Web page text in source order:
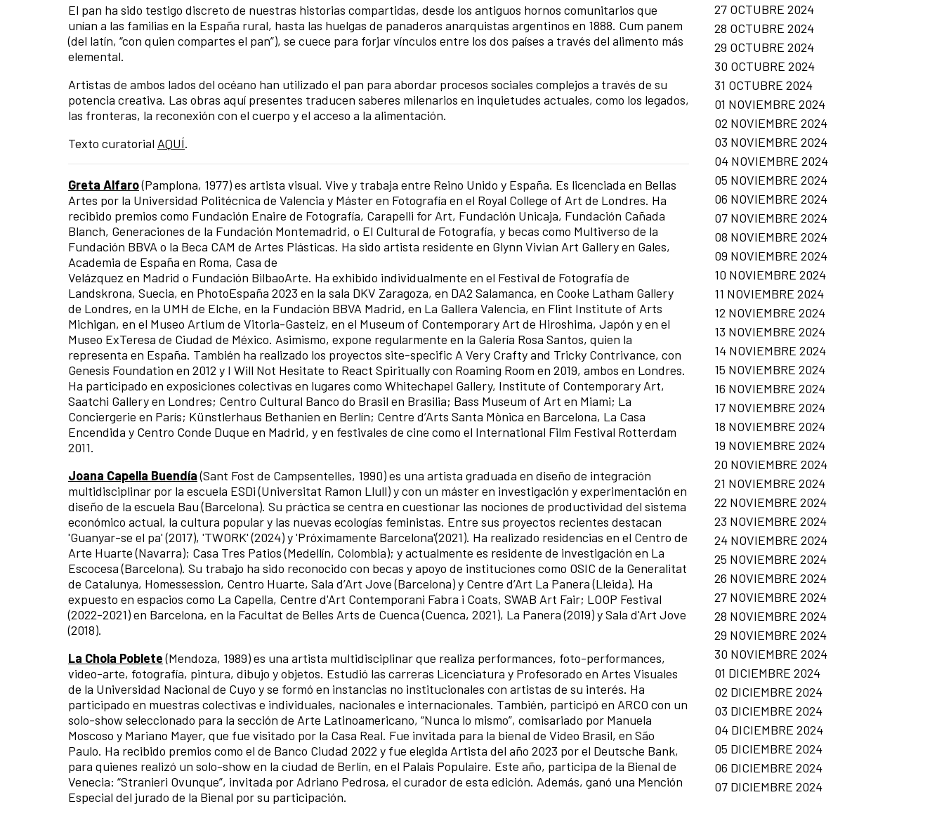
El pan ha sido testigo discreto de nuestras historias compartidas, desde los antiguos hornos comunitarios que
unían a las familias en la España rural, hasta las huelgas de panaderos anarquistas argentinos en 1888. Cum panem
(del latín, “con quien compartes el pan”), se cuece para forjar vínculos entre los dos países a través del alimento más
elemental.
Artistas de ambos lados del océano han utilizado el pan para abordar procesos sociales complejos a través de su
potencia creativa. Las obras aquí presentes traducen saberes milenarios en inquietudes actuales, como los legados,
las fronteras, la reconexión con el cuerpo y el acceso a la alimentación.
Texto curatorial AQUÍ.
Greta Alfaro(Pamplona, 1977) es artista visual. Vive y trabaja entre Reino Unido y España. Es licenciada en Bellas
Artes por la Universidad Politécnica de Valencia y Máster en Fotografía en el Royal College of Art de Londres. Ha
recibido premios como Fundación Enaire de Fotografía, Carapelli for Art, Fundación Unicaja, Fundación Cañada
Blanch, Generaciones de la Fundación Montemadrid, o El Cultural de Fotografía, y becas como Multiverso de la
Fundación BBVA o la Beca CAM de Artes Plásticas. Ha sido artista residente en Glynn Vivian Art Gallery en Gales,
Academia de España en Roma, Casa de
Velázquez en Madrid o Fundación BilbaoArte. Ha exhibido individualmente en el Festival de Fotografía de
Landskrona, Suecia, en PhotoEspaña 2023 en la sala DKV Zaragoza, en DA2 Salamanca, en Cooke Latham Gallery
de Londres, en la UMH de Elche, en la Fundación BBVA Madrid, en La Gallera Valencia, en Flint Institute of Arts
Michigan, en el Museo Artium de Vitoria-Gasteiz, en el Museum of Contemporary Art de Hiroshima, Japón y en el
Museo ExTeresa de Ciudad de México. Asimismo, expone regularmente en la Galería Rosa Santos, quien la
representa en España. También ha realizado los proyectos site-specific A Very Crafty and Tricky Contrivance, con
Genesis Foundation en 2012 y I Will Not Hesitate to React Spiritually con Roaming Room en 2019, ambos en Londres.
Ha participado en exposiciones colectivas en lugares como Whitechapel Gallery, Institute of Contemporary Art,
Saatchi Gallery en Londres; Centro Cultural Banco do Brasil en Brasilia; Bass Museum of Art en Miami; La
Conciergerie en París; Künstlerhaus Bethanien en Berlín; Centre d’Arts Santa Mònica en Barcelona, La Casa
Encendida y Centro Conde Duque en Madrid, y en festivales de cine como el International Film Festival Rotterdam
2011.
Joana Capella Buendía(Sant Fost de Campsentelles, 1990) es una artista graduada en diseño de integración
multidisciplinar por la escuela ESDi (Universitat Ramon Llull) y con un máster en investigación y experimentación en
diseño de la escuela Bau (Barcelona). Su práctica se centra en cuestionar las nociones de productividad del sistema
económico actual, la cultura popular y las nuevas ecologías feministas. Entre sus proyectos recientes destacan
'Guanyar-se el pa' (2017), 'TWORK' (2024) y 'Próximamente Barcelona'(2021). Ha realizado residencias en el Centro de
Arte Huarte (Navarra); Casa Tres Patios (Medellín, Colombia); y actualmente es residente de investigación en La
Escocesa (Barcelona). Su trabajo ha sido reconocido con becas y apoyo de instituciones como OSIC de la Generalitat
de Catalunya, Homessession, Centro Huarte, Sala d’Art Jove (Barcelona) y Centre d’Art La Panera (Lleida). Ha
expuesto en espacios como La Capella, Centre d'Art Contemporani Fabra i Coats, SWAB Art Fair; LOOP Festival
(2022-2021) en Barcelona, en la Facultat de Belles Arts de Cuenca (Cuenca, 2021), La Panera (2019) y Sala d'Art Jove
(2018).
La Chola Poblete(Mendoza, 1989) es una artista multidisciplinar que realiza performances, foto-performances,
video-arte, fotografía, pintura, dibujo y objetos. Estudió las carreras Licenciatura y Profesorado en Artes Visuales
de la Universidad Nacional de Cuyo y se formó en instancias no institucionales con artistas de su interés. Ha
participado en muestras colectivas e individuales, nacionales e internacionales. También, participó en ARCO con un
solo-show seleccionado para la sección de Arte Latinoamericano, “Nunca lo mismo”, comisariado por Manuela
Moscoso y Mariano Mayer, que fue visitado por la Casa Real. Fue invitada para la bienal de Video Brasil, en São
Paulo. Ha recibido premios como el de Banco Ciudad 2022 y fue elegida Artista del año 2023 por el Deutsche Bank,
para quienes realizó un solo-show en la ciudad de Berlín, en el Palais Populaire. Este año, participa de la Bienal de
Venecia: “Stranieri Ovunque”, invitada por Adriano Pedrosa, el curador de esta edición. Además, ganó una Mención
Especial del jurado de la Bienal por su participación.
27 OCTUBRE 2024
28 OCTUBRE 2024
29 OCTUBRE 2024
30 OCTUBRE 2024
31 OCTUBRE 2024
01 NOVIEMBRE 2024
02 NOVIEMBRE 2024
03 NOVIEMBRE 2024
04 NOVIEMBRE 2024
05 NOVIEMBRE 2024
06 NOVIEMBRE 2024
07 NOVIEMBRE 2024
08 NOVIEMBRE 2024
09 NOVIEMBRE 2024
10 NOVIEMBRE 2024
11 NOVIEMBRE 2024
12 NOVIEMBRE 2024
13 NOVIEMBRE 2024
14 NOVIEMBRE 2024
15 NOVIEMBRE 2024
16 NOVIEMBRE 2024
17 NOVIEMBRE 2024
18 NOVIEMBRE 2024
19 NOVIEMBRE 2024
20 NOVIEMBRE 2024
21 NOVIEMBRE 2024
22 NOVIEMBRE 2024
23 NOVIEMBRE 2024
24 NOVIEMBRE 2024
25 NOVIEMBRE 2024
26 NOVIEMBRE 2024
27 NOVIEMBRE 2024
28 NOVIEMBRE 2024
29 NOVIEMBRE 2024
30 NOVIEMBRE 2024
01 DICIEMBRE 2024
02 DICIEMBRE 2024
03 DICIEMBRE 2024
04 DICIEMBRE 2024
05 DICIEMBRE 2024
06 DICIEMBRE 2024
07 DICIEMBRE 2024